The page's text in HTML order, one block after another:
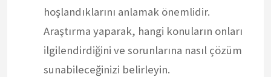
hoşlandıklarını anlamak önemlidir.
Araştırma yaparak, hangi konuların onları
ilgilendirdiğini ve sorunlarına nasıl çözüm
sunabileceğinizi belirleyin.